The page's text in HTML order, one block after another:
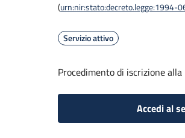
(urn:nir:stato:decreto.legge:1994-
Servizio attivo
Procedimento di iscrizione
Accedi al